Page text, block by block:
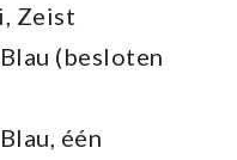
Zeist
(besloten
één